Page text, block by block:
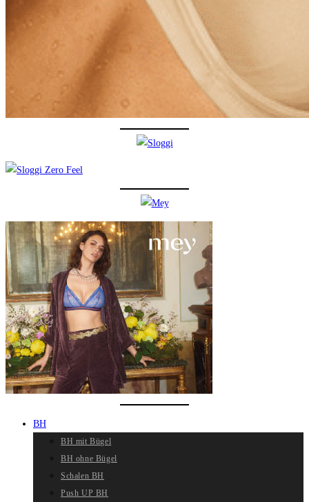
BH
BH mit Bügel
BH ohne Bügel
Schalen BH
Push UP BH